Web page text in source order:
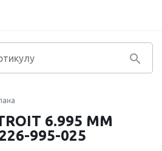
6.995 ММ
995-025